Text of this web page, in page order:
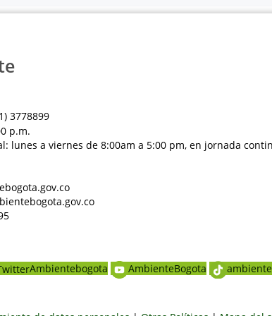
3778899
p.m.
lunes a viernes de 8:00am a 5:00 pm, en jornada
Ambientebogota AmbienteBogota